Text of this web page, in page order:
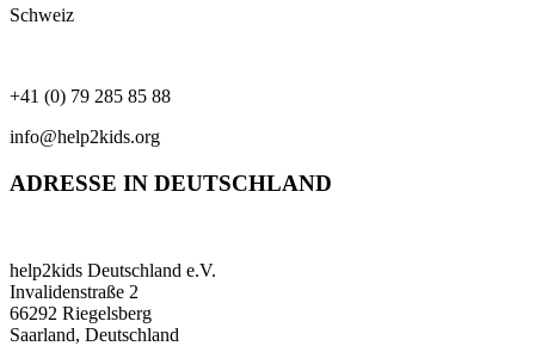
Schweiz
+41 (0) 79 285 85 88
info@help2kids.org
ADRESSE IN DEUTSCHLAND
help2kids Deutschland e.V.
Invalidenstraße 2
66292 Riegelsberg
Saarland, Deutschland